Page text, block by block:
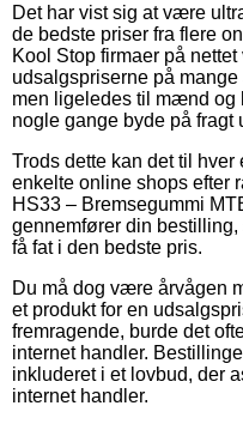
Det har vist sig at være
de bedste priser fra flere
Kool Stop firmaer på
udsalgspriserne på
men ligeledes til mænd og
nogle gange byde på fragt
Trods dette kan det til
enkelte online shops efter
HS33 – Bremsegummi
gennemfører din
få fat i den bedste pris.
Du må dog være årvågen
et produkt for en
fremragende, burde det
internet handler.
inkluderet i et lovbud, der
internet handler.